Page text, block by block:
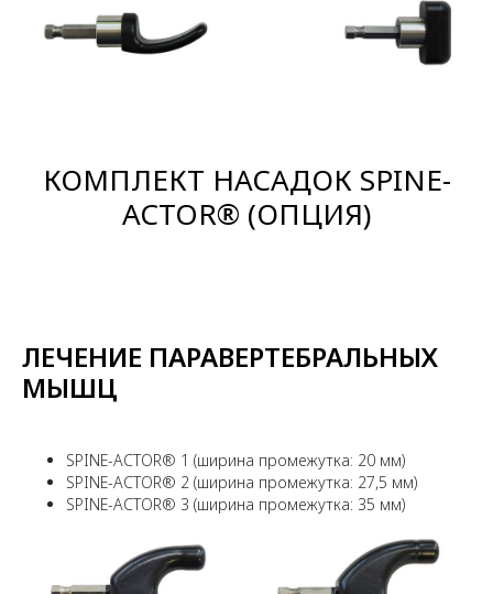
КОМПЛЕКТ НАСАДОК SPINE-
ACTOR® (ОПЦИЯ)
ЛЕЧЕНИЕ ПАРАВЕРТЕБРАЛЬНЫХ
МЫШЦ
SPINE-ACTOR® 1 (ширина промежутка: 20 мм)
SPINE-ACTOR® 2 (ширина промежутка: 27,5 мм)
SPINE-ACTOR® 3 (ширина промежутка: 35 мм)